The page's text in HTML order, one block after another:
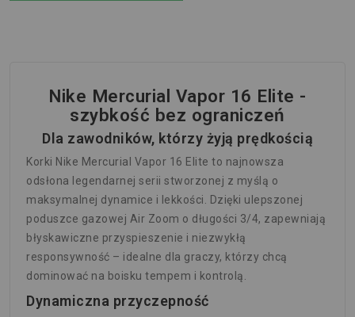
Nike Mercurial Vapor 16 Elite -
szybkość bez ograniczeń
Dla zawodników, którzy żyją prędkością
Korki Nike Mercurial Vapor 16 Elite to najnowsza
odsłona legendarnej serii stworzonej z myślą o
maksymalnej dynamice i lekkości. Dzięki ulepszonej
poduszce gazowej Air Zoom o długości 3/4, zapewniają
błyskawiczne przyspieszenie i niezwykłą
responsywność – idealne dla graczy, którzy chcą
dominować na boisku tempem i kontrolą.
Dynamiczna przyczepność